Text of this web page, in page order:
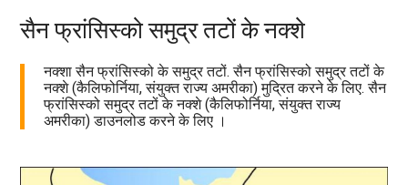
सैन फ्रांसिस्को समुद्र तटों के नक्शे
नक्शा सैन फ्रांसिस्को के समुद्र तटों. सैन फ्रांसिस्को समुद्र तटों के
नक्शे (कैलिफोर्निया, संयुक्त राज्य अमरीका) मुद्रित करने के लिए. सैन
फ्रांसिस्को समुद्र तटों के नक्शे (कैलिफोर्निया, संयुक्त राज्य
अमरीका) डाउनलोड करने के लिए ।